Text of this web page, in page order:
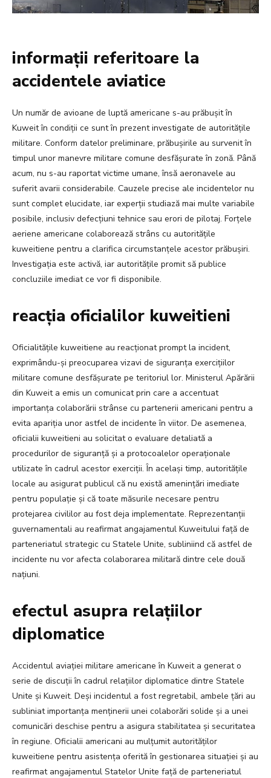
informații referitoare la
accidentele aviatice
Un număr de avioane de luptă americane s-au prăbușit în
Kuweit în condiții ce sunt în prezent investigate de autoritățile
militare. Conform datelor preliminare, prăbușirile au survenit în
timpul unor manevre militare comune desfășurate în zonă. Până
acum, nu s-au raportat victime umane, însă aeronavele au
suferit avarii considerabile. Cauzele precise ale incidentelor nu
sunt complet elucidate, iar experții studiază mai multe variabile
posibile, inclusiv defecțiuni tehnice sau erori de pilotaj. Forțele
aeriene americane colaborează strâns cu autoritățile
kuweitiene pentru a clarifica circumstanțele acestor prăbușiri.
Investigația este activă, iar autoritățile promit să publice
concluziile imediat ce vor fi disponibile.
reacția oficialilor kuweitieni
Oficialitățile kuweitiene au reacționat prompt la incident,
exprimându-și preocuparea vizavi de siguranța exercițiilor
militare comune desfășurate pe teritoriul lor. Ministerul Apărării
din Kuweit a emis un comunicat prin care a accentuat
importanța colaborării strânse cu partenerii americani pentru a
evita apariția unor astfel de incidente în viitor. De asemenea,
oficialii kuweitieni au solicitat o evaluare detaliată a
procedurilor de siguranță și a protocoalelor operaționale
utilizate în cadrul acestor exerciții. În același timp, autoritățile
locale au asigurat publicul că nu există amenințări imediate
pentru populație și că toate măsurile necesare pentru
protejarea civililor au fost deja implementate. Reprezentanții
guvernamentali au reafirmat angajamentul Kuweitului față de
parteneriatul strategic cu Statele Unite, subliniind că astfel de
incidente nu vor afecta colaborarea militară dintre cele două
națiuni.
efectul asupra relațiilor
diplomatice
Accidentul aviației militare americane în Kuweit a generat o
serie de discuții în cadrul relațiilor diplomatice dintre Statele
Unite și Kuweit. Deși incidentul a fost regretabil, ambele țări au
subliniat importanța menținerii unei colaborări solide și a unei
comunicări deschise pentru a asigura stabilitatea și securitatea
în regiune. Oficialii americani au mulțumit autorităților
kuweitiene pentru asistența oferită în gestionarea situației și au
reafirmat angajamentul Statelor Unite față de parteneriatul